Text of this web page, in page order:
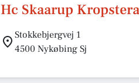
Hc Skaarup
Stokkebjergvej 1
4500 Nykøbing Sj